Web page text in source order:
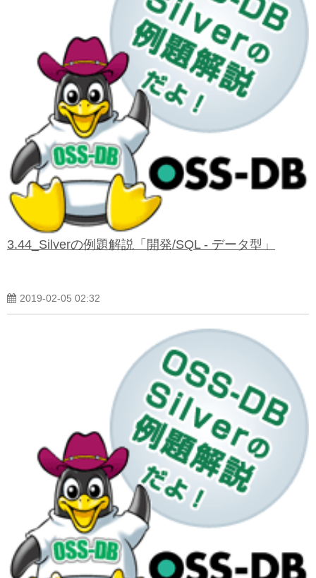
3.44_Silverの例題解説「開発/SQL - データ型」
2019-02-05 02:32